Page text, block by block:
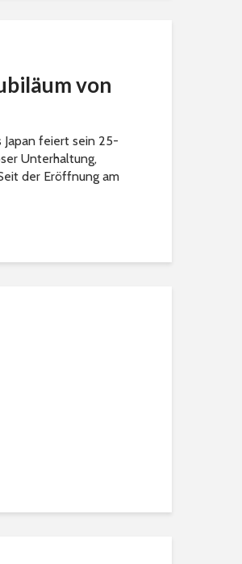
von
Japan feiert sein 25-
Unterhaltung,
der Eröffnung am